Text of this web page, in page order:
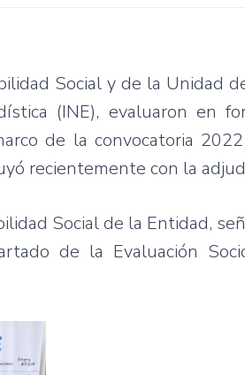
Social y de la Unidad
(INE), evaluaron en
de la convocatoria
recientemente con la
Social de la Entidad,
de la Evaluación